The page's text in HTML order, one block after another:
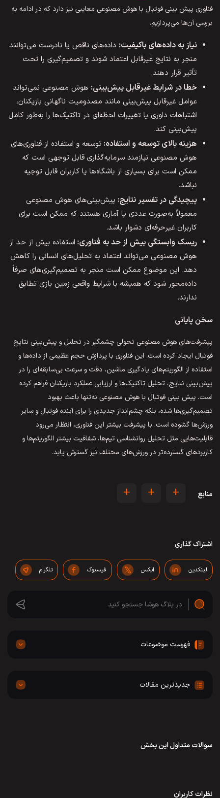
فناوری پیش بینی فوتبال با هوش مصنوعی معایبی نیز دارد که در ادامه به
بررسی آن‌ها می‌پردازیم.
نیاز به داده‌های باکیفیت: داده‌های ناقص یا نادرست می‌توانند
منجر به نتایج غیرقابل اعتماد شوند و تصمیم‌گیری را تحت
تأثیر قرار دهند.
خطا در شرایط غیرقابل پیش‌بینی: هوش مصنوعی نمی‌تواند
عوامل غیرقابل پیش‌بینی مانند مصدومیت ناگهانی بازیکنان،
اشتباهات داوری یا تغییرات لحظه‌ای در تاکتیک‌ها را به‌طور کامل
پیش‌بینی کند.
هزینه بالای توسعه و استفاده: توسعه و استفاده از فناوری‌های
هوش مصنوعی نیازمند سرمایه‌گذاری قابل توجهی است که
ممکن است برای بسیاری از باشگاه‌ها یا کاربران قابل توجیه
نباشد.
پیچیدگی در تفسیر نتایج: پیش‌بینی‌های هوش مصنوعی
معمولاً به‌صورت عددی یا آماری هستند که ممکن است برای
کاربران غیرحرفه‌ای دشوار باشد.
ریسک وابستگی بیش از حد به فناوری: استفاده بیش از حد از
هوش مصنوعی می‌تواند اعتماد به تحلیل‌های انسانی را کاهش
دهد. این موضوع ممکن است منجر به تصمیم‌گیری‌های صرفاً
داده‌محور شود که همیشه با شرایط واقعی زمین بازی تطابق
ندارند.
سخن پایانی
پیشرفت‌های هوش مصنوعی تحولی چشمگیر در تحلیل و پیش‌بینی نتایج
فوتبال ایجاد کرده است. این فناوری با پردازش حجم عظیمی از داده‌ها و
استفاده از الگوریتم‌های یادگیری ماشین، دقت و سرعت بی‌سابقه‌ای را در
پیش‌بینی نتایج، تحلیل تاکتیک‌ها و ارزیابی عملکرد بازیکنان فراهم کرده
است. پیش بینی فوتبال با هوش مصنوعی نه‌تنها باعث بهبود
تصمیم‌گیری‌ها شده، بلکه چشم‌انداز جدیدی را برای آینده فوتبال و سایر
ورزش‌ها گشوده است. با پیشرفت بیشتر این فناوری، انتظار می‌رود
قابلیت‌هایی مثل تحلیل روانشناسی تیم‌ها، شفافیت بیشتر الگوریتم‌ها و
کاربردهای گسترده‌تر در ورزش‌های مختلف نیز گسترش یابد.
منابع +
+
+
اشتراک گذاری
لینکدین ایکس فیسبوک تلگرام
فهرست موضوعات
جدیدترین مقالات
سوالات متداول این بخش
نظرات کاربران